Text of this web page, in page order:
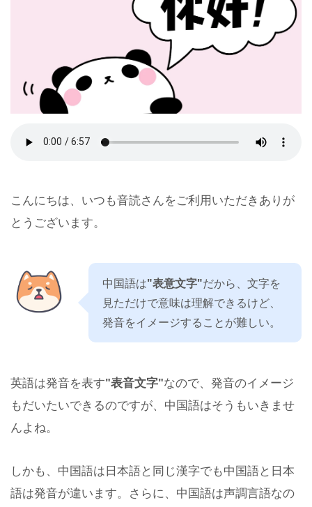
こんにちは、いつも音読さんをご利用いただきありが
とうございます。
中国語は"表意文字"だから、文字を
見ただけで意味は理解できるけど、
発音をイメージすることが難しい。
英語は発音を表す"表音文字"なので、発音のイメージ
もだいたいできるのですが、中国語はそうもいきませ
んよね。
しかも、中国語は日本語と同じ漢字でも中国語と日本
語は発音が違います。さらに、中国語は声調言語なの